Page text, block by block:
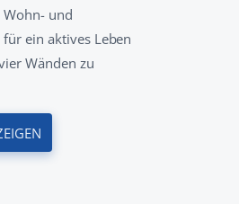
Wohn- und
ein aktives Leben
Wänden zu